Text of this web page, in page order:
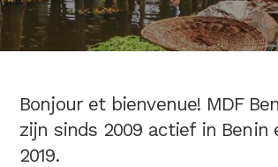
Bonjour et bienvenue! MDF
zijn sinds 2009 actief in
2019.